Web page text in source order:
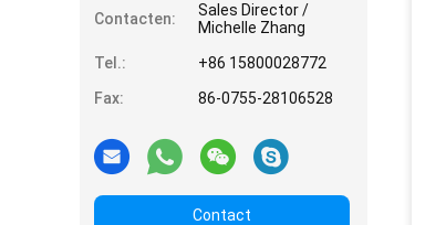
Contacten:
Sales Director /
Michelle Zhang
Tel.:
+86 15800028772
Fax:
86-0755-28106528
Contact